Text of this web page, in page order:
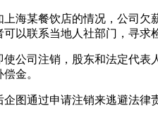
海某餐饮店的情况，公司欠
以联系当地人社部门，寻求
使公司注销，股东和法定代
金。
企图通过申请注销来逃避法